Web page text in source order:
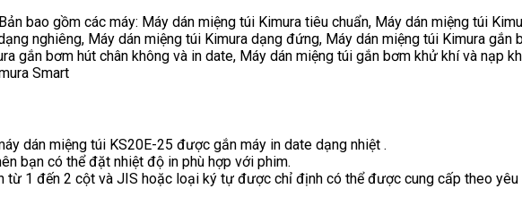
bao gồm các máy: Máy dán miệng túi Kimura tiêu chuẩn, Máy dán miệng túi
nghiêng, Máy dán miệng túi Kimura dạng đứng, Máy dán miệng túi Kimura gắn
gắn bơm hút chân không và in date, Máy dán miệng túi gắn bơm khử khí và nạp
Smart
dán miệng túi KS20E-25 được gắn máy in date dạng nhiệt .
bạn có thể đặt nhiệt độ in phù hợp với phim.
từ 1 đến 2 cột và JIS hoặc loại ký tự được chỉ định có thể được cung cấp theo